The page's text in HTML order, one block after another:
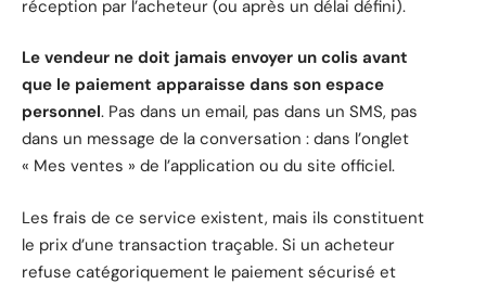
réception par l’acheteur (ou après un délai défini).
Le vendeur ne doit jamais envoyer un colis avant
que le paiement apparaisse dans son espace
personnel. Pas dans un email, pas dans un SMS, pas
dans un message de la conversation : dans l’onglet
« Mes ventes » de l’application ou du site officiel.
Les frais de ce service existent, mais ils constituent
le prix d’une transaction traçable. Si un acheteur
refuse catégoriquement le paiement sécurisé et